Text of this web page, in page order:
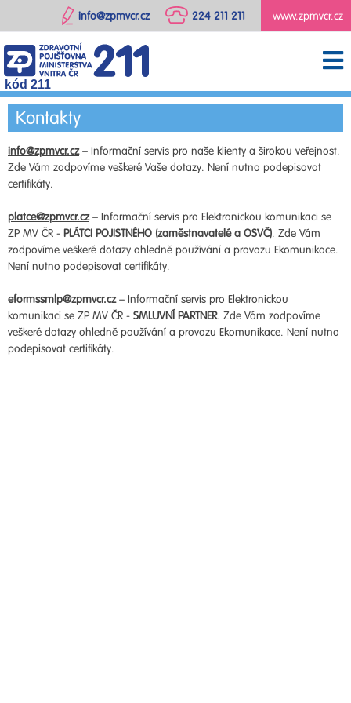
www.zpmvcr.cz
224 211 211
info@zpmvcr.cz
kód 211
Kontakty
info@zpmvcr.cz– Informační servis pro naše klienty a širokou veřejnost.
Zde Vám zodpovíme veškeré Vaše dotazy. Není nutno podepisovat
certifikáty.
platce@zpmvcr.cz– Informační servis pro Elektronickou komunikaci se
ZP MV ČR - PLÁTCI POJISTNÉHO (zaměstnavatelé a OSVČ). Zde Vám
zodpovíme veškeré dotazy ohledně používání a provozu Ekomunikace.
Není nutno podepisovat certifikáty.
eformssmlp@zpmvcr.cz– Informační servis pro Elektronickou
komunikaci se ZP MV ČR - SMLUVNÍ PARTNER. Zde Vám zodpovíme
veškeré dotazy ohledně používání a provozu Ekomunikace. Není nutno
podepisovat certifikáty.